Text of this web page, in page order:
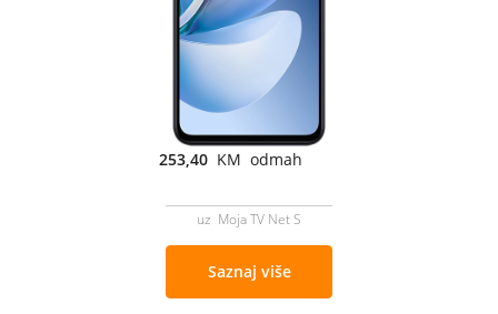
253,40 KM odmah
uz Moja TV Net S
Saznaj više